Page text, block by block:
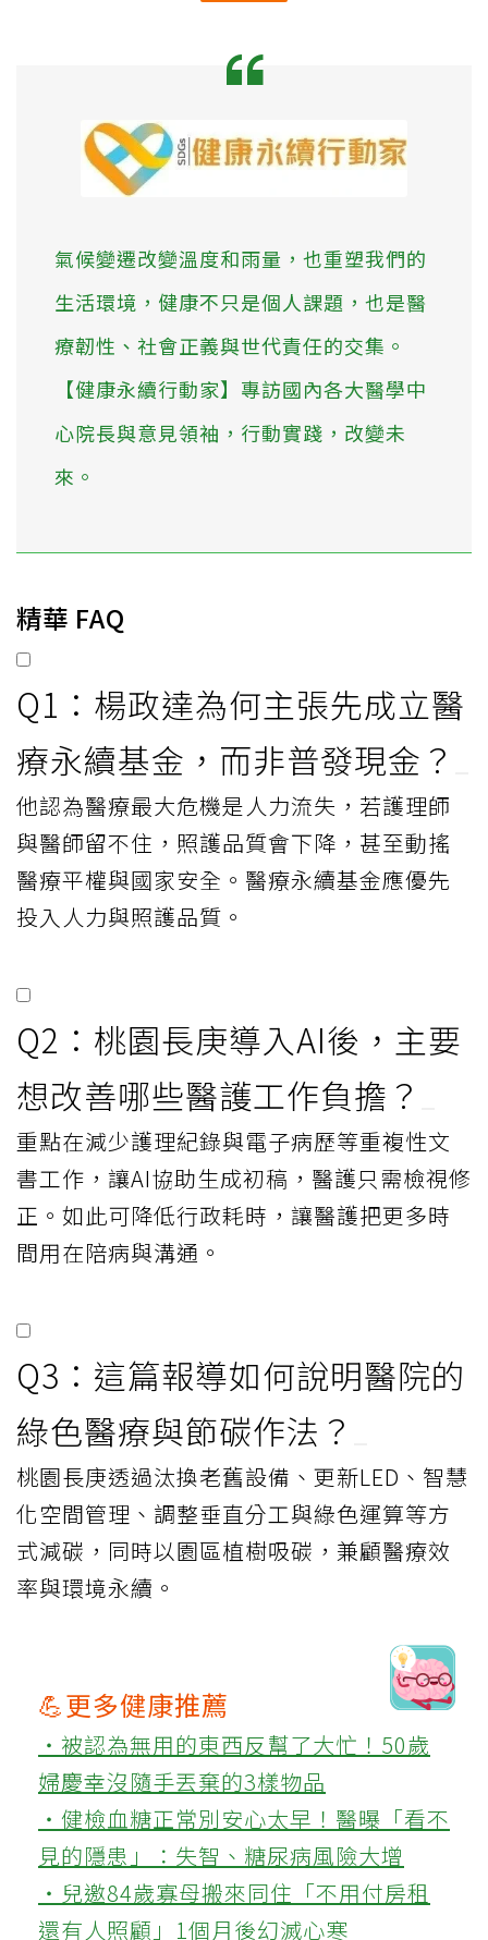
氣候變遷改變溫度和雨量，也重塑我們的
生活環境，健康不只是個人課題，也是醫
療韌性、社會正義與世代責任的交集。
【健康永續行動家】專訪國內各大醫學中
心院長與意見領袖，行動實踐，改變未
來。
精華 FAQ
Q1：楊政達為何主張先成立醫
療永續基金，而非普發現金？
他認為醫療最大危機是人力流失，若護理師
與醫師留不住，照護品質會下降，甚至動搖
醫療平權與國家安全。醫療永續基金應優先
投入人力與照護品質。
Q2：桃園長庚導入AI後，主要
想改善哪些醫護工作負擔？
重點在減少護理紀錄與電子病歷等重複性文
書工作，讓AI協助生成初稿，醫護只需檢視修
正。如此可降低行政耗時，讓醫護把更多時
間用在陪病與溝通。
Q3：這篇報導如何說明醫院的
綠色醫療與節碳作法？
桃園長庚透過汰換老舊設備、更新LED、智慧
化空間管理、調整垂直分工與綠色運算等方
式減碳，同時以園區植樹吸碳，兼顧醫療效
率與環境永續。
💪更多健康推薦
‧被認為無用的東西反幫了大忙！50歲
婦慶幸沒隨手丟棄的3樣物品
‧健檢血糖正常別安心太早！醫曝「看不
見的隱患」：失智、糖尿病風險大增
‧兒邀84歲寡母搬來同住「不用付房租
還有人照顧」1個月後幻滅心寒